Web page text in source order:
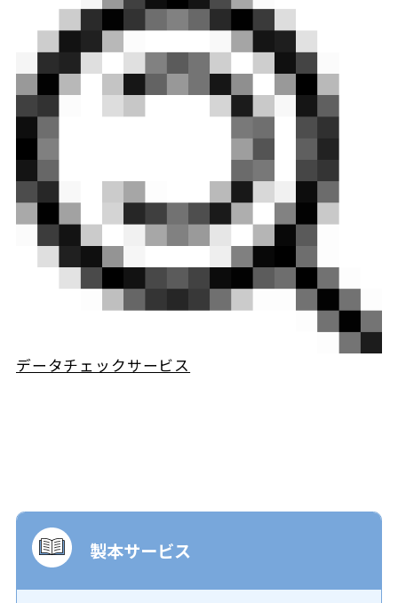
製本サービス
データチェックサービス